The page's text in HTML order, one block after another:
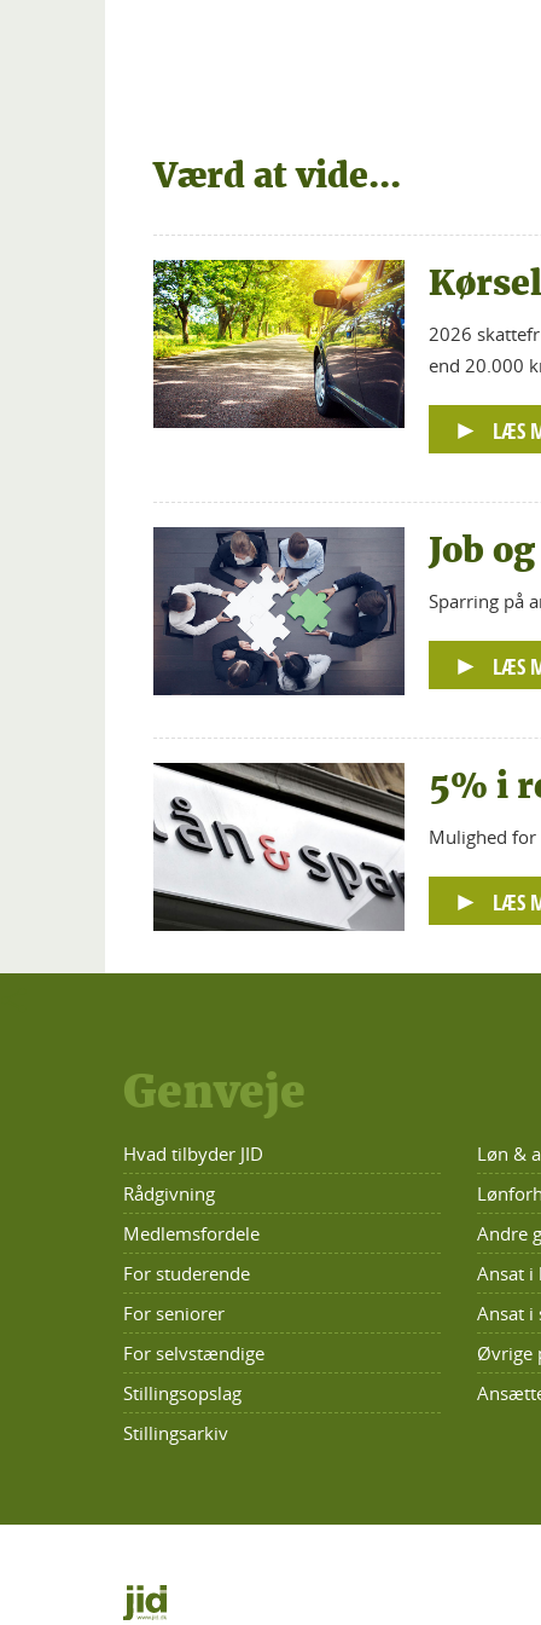
Værd at vide...
2026
end 20.000
LÆS
Job
Sparring på
LÆS
5% i
Mulighed
LÆS
Genveje
Hvad tilbyder JID
Rådgivning
Medlemsfordele
For studerende
For seniorer
For selvstændige
Stillingsopslag
Stillingsarkiv
Løn &
Andre
Ansat i
Ansat i
Øvrige